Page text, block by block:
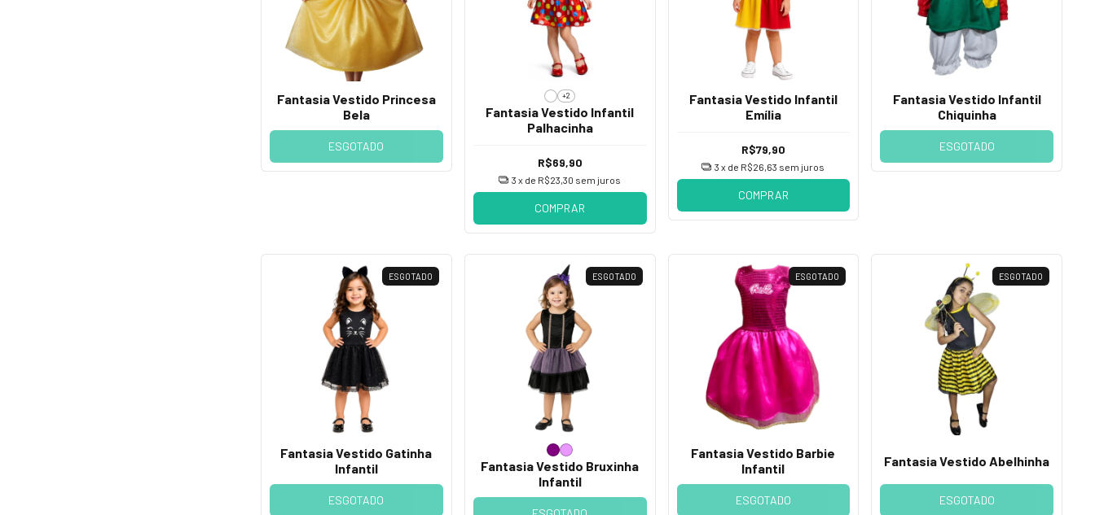
Fantasia Vestido Princesa
Bela
ESGOTADO
+2
Fantasia Vestido Infantil
Palhacinha
R$69,90
3 x de R$23,30 sem juros
COMPRAR
Fantasia Vestido Infantil
Emília
R$79,90
3 x de R$26,63 sem juros
COMPRAR
Fantasia Vestido Infantil
Chiquinha
ESGOTADO
ESGOTADO
Fantasia Vestido Gatinha
Infantil
ESGOTADO
ESGOTADO
Fantasia Vestido Bruxinha
Infantil
ESGOTADO
Fantasia Vestido Barbie
Infantil
ESGOTADO
ESGOTADO
Fantasia Vestido Abelhinha
ESGOTADO